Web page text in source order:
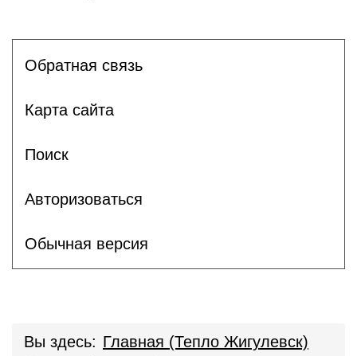
Обратная связь
Карта сайта
Поиск
Авторизоваться
Обычная версия
Вы здесь: Главная (Тепло Жигулевск)